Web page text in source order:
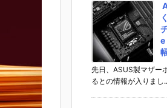
e
先日、ASUS製マザー
るとの情報が入りまし